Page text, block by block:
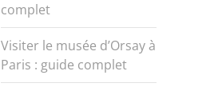
complet
Visiter le musée d’Orsay à
Paris : guide complet